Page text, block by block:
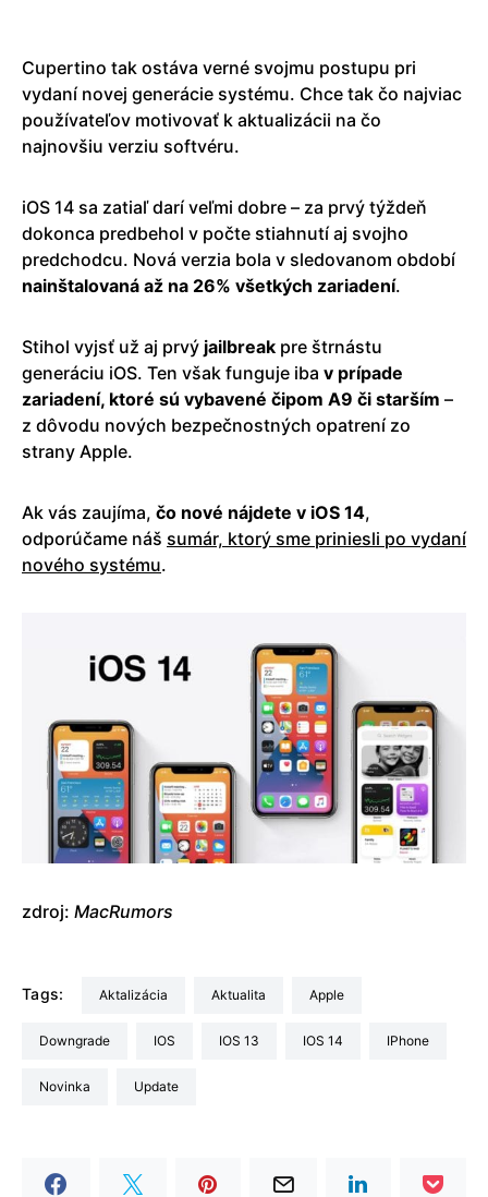
Cupertino tak ostáva verné svojmu postupu pri
vydaní novej generácie systému. Chce tak čo najviac
používateľov motivovať k aktualizácii na čo
najnovšiu verziu softvéru.
iOS 14 sa zatiaľ darí veľmi dobre – za prvý týždeň
dokonca predbehol v počte stiahnutí aj svojho
predchodcu. Nová verzia bola v sledovanom období
nainštalovaná až na 26% všetkých zariadení.
Stihol vyjsť už aj prvý jailbreak pre štrnástu
generáciu iOS. Ten však funguje iba v prípade
zariadení, ktoré sú vybavené čipom A9 či starším –
z dôvodu nových bezpečnostných opatrení zo
strany Apple.
Ak vás zaujíma, čo nové nájdete v iOS 14,
odporúčame náš sumár, ktorý sme priniesli po vydaní
nového systému.
zdroj: MacRumors
Tags: aktalizácia aktualita Apple
downgrade iOS iOS 13 iOS 14 iPhone
Novinka update